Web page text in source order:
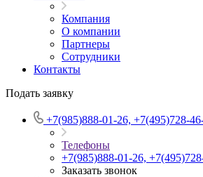
Компания
О компании
Партнеры
Сотрудники
Контакты
Подать заявку
+7(985)888-01-26, +7(495)728-
Телефоны
+7(985)888-01-26,
Заказать звонок